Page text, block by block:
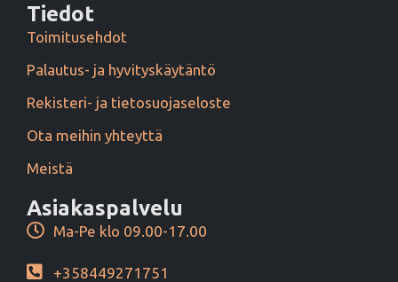
Tiedot
Toimitusehdot
Palautus- ja hyvityskäytäntö
Rekisteri- ja tietosuojaseloste
Ota meihin yhteyttä
Meistä
Asiakaspalvelu
Ma-Pe klo 09.00-17.00
+358449271751